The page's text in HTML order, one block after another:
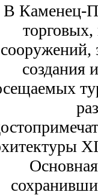
В Каменец-
сооружений,
создания